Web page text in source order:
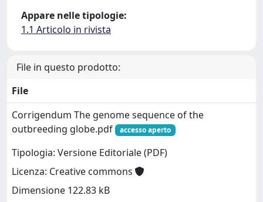
Appare nelle tipologie:
1.1 Articolo in rivista
File in questo prodotto:
File
Corrigendum The genome sequence of the
outbreeding globe.pdf
accesso aperto
Tipologia: Versione Editoriale (PDF)
Licenza: Creative commons
Dimensione 122.83 kB